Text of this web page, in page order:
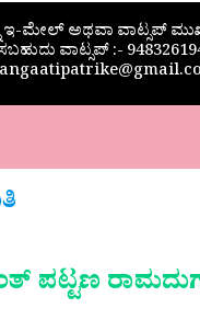
ಇ-ಮೇಲ್ ಅಥವಾ ವಾಟ್ಸಪ್
ವಾಟ್ಸಪ್‌ :-
ಪಟ್ಟಣ